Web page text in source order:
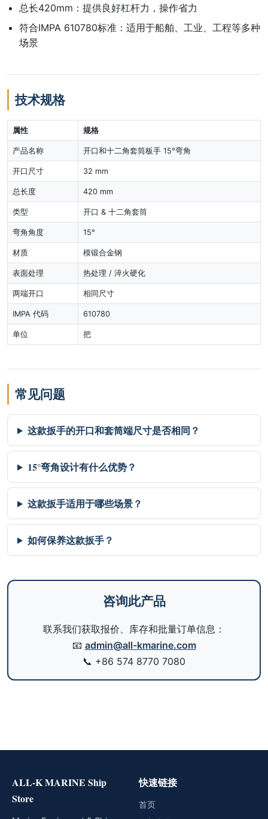
总长420mm：提供良好杠杆力，操作省力
符合IMPA 610780标准：适用于船舶、工业、工程等多种
场景
技术规格
属性 规格
产品名称 开口和十二角套筒板手 15°弯角
开口尺寸 32 mm
总长度 420 mm
类型 开口 & 十二角套筒
弯角角度 15°
材质 模锻合金钢
表面处理 热处理 / 淬火硬化
两端开口 相同尺寸
IMPA 代码 610780
单位 把
常见问题
这款扳手的开口和套筒端尺寸是否相同？
15°弯角设计有什么优势？
这款扳手适用于哪些场景？
如何保养这款扳手？
咨询此产品
联系我们获取报价、库存和批量订单信息：
📧 admin@all-kmarine.com
📞 +86 574 8770 7080
ALL-K MARINE Ship
Store
快速链接
首页